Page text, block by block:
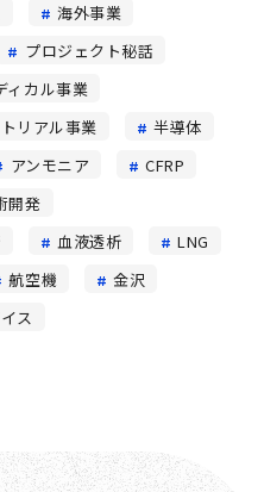
海外事業
プロジェクト秘話
ィカル事業
リアル事業
半導体
アンモニア
CFRP
開発
血液透析
LNG
航空機
金沢
ス